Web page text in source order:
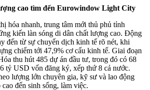
cao tìm đến Eurowindow Light City
hóa nhanh, trung tâm mới thủ phủ tỉnh
kiến làn sóng di dân chất lượng cao. Động
đến từ sự chuyển dịch kinh tế rõ nét, khi
chiếm tới 47,9% cơ cấu kinh tế. Giai đoạn
thu hút 485 dự án đầu tư, trong đó có 68
tỷ USD vốn đăng ký, xếp thứ 8 cả nước.
lượng lớn chuyên gia, kỹ sư và lao động
đến sinh sống, làm việc.